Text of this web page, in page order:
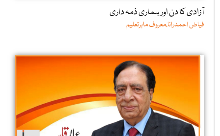
آزادی کا دن اور ہماری ذمہ داری
فیاض احمدرانا،معروف ماہرتعلیم